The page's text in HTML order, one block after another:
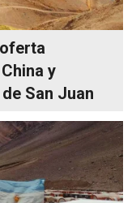
y
San Juan